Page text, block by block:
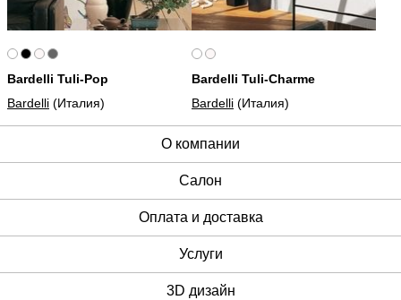
Bardelli Tuli-Pop
Bardelli (Италия)
Bardelli Tuli-Charme
Bardelli (Италия)
О компании
Cалон
Оплата и доставка
Услуги
3D дизайн